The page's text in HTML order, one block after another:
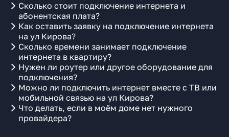
Сколько стоит подключение интернета и
абонентская плата?
Как оставить заявку на подключение интернета
на ул Кирова?
Сколько времени занимает подключение
интернета в квартиру?
Нужен ли роутер или другое оборудование для
подключения?
Можно ли подключить интернет вместе с ТВ или
мобильной связью на ул Кирова?
Что делать, если в моём доме нет нужного
провайдера?